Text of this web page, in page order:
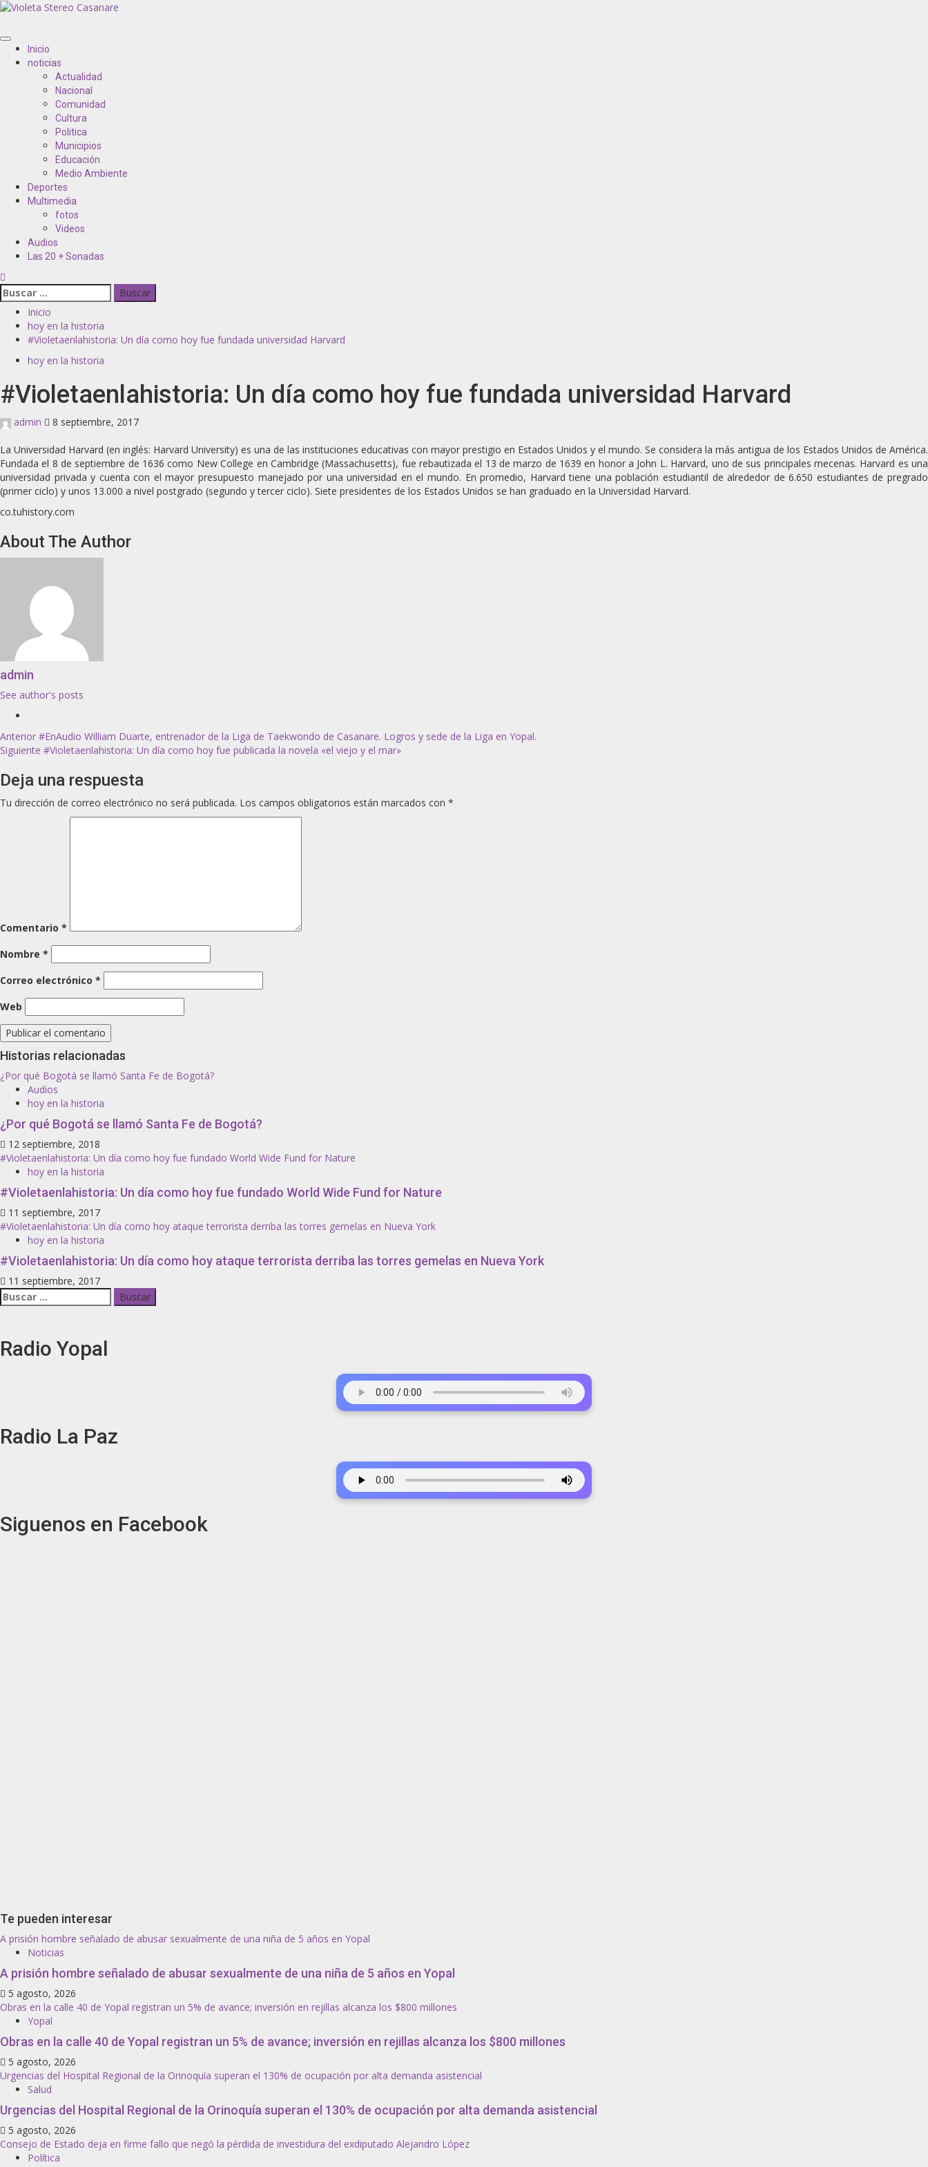
Inicio
noticias
Actualidad
Nacional
Comunidad
Cultura
Politica
Municipios
Educación
Medio Ambiente
Deportes
Multimedia
fotos
Videos
Audios
Las 20 + Sonadas
Inicio
hoy en la historia
#Violetaenlahistoria: Un día como hoy fue fundada universidad Harvard
hoy en la historia
#Violetaenlahistoria: Un día como hoy fue fundada universidad Harvard
admin 8 septiembre, 2017
La Universidad Harvard (en inglés: Harvard University) es una de las instituciones educativas con mayor prestigio en Estados Unidos y el mundo. Se considera la más antigua de los Estados Unidos de América.
Fundada el 8 de septiembre de 1636 como New College en Cambridge (Massachusetts), fue rebautizada el 13 de marzo de 1639 en honor a John L. Harvard, uno de sus principales mecenas. Harvard es una
universidad privada y cuenta con el mayor presupuesto manejado por una universidad en el mundo. En promedio, Harvard tiene una población estudiantil de alrededor de 6.650 estudiantes de pregrado
(primer ciclo) y unos 13.000 a nivel postgrado (segundo y tercer ciclo). Siete presidentes de los Estados Unidos se han graduado en la Universidad Harvard.
co.tuhistory.com
About The Author
admin
See author's posts
Anterior #EnAudio William Duarte, entrenador de la Liga de Taekwondo de Casanare. Logros y sede de la Liga en Yopal.
Siguiente #Violetaenlahistoria: Un día como hoy fue publicada la novela «el viejo y el mar»
Deja una respuesta
Tu dirección de correo electrónico no será publicada. Los campos obligatorios están marcados con *
Comentario *
Nombre *
Correo electrónico *
Web
Historias relacionadas
¿Por qué Bogotá se llamó Santa Fe de Bogotá?
Audios
hoy en la historia
¿Por qué Bogotá se llamó Santa Fe de Bogotá?
12 septiembre, 2018
#Violetaenlahistoria: Un día como hoy fue fundado World Wide Fund for Nature
hoy en la historia
#Violetaenlahistoria: Un día como hoy fue fundado World Wide Fund for Nature
11 septiembre, 2017
#Violetaenlahistoria: Un día como hoy ataque terrorista derriba las torres gemelas en Nueva York
hoy en la historia
#Violetaenlahistoria: Un día como hoy ataque terrorista derriba las torres gemelas en Nueva York
11 septiembre, 2017
Radio Yopal
Radio La Paz
Siguenos en Facebook
Te pueden interesar
A prisión hombre señalado de abusar sexualmente de una niña de 5 años en Yopal
Noticias
A prisión hombre señalado de abusar sexualmente de una niña de 5 años en Yopal
5 agosto, 2026
Obras en la calle 40 de Yopal registran un 5% de avance; inversión en rejillas alcanza los $800 millones
Yopal
Obras en la calle 40 de Yopal registran un 5% de avance; inversión en rejillas alcanza los $800 millones
5 agosto, 2026
Urgencias del Hospital Regional de la Orinoquía superan el 130% de ocupación por alta demanda asistencial
Salud
Urgencias del Hospital Regional de la Orinoquía superan el 130% de ocupación por alta demanda asistencial
5 agosto, 2026
Consejo de Estado deja en firme fallo que negó la pérdida de investidura del exdiputado Alejandro López
Política